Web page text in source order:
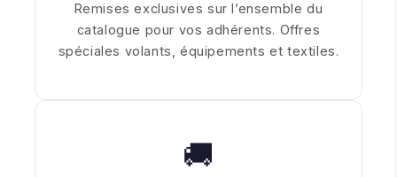
Remises exclusives sur l’ensemble du
catalogue pour vos adhérents. Offres
spéciales volants, équipements et textiles.
🚚